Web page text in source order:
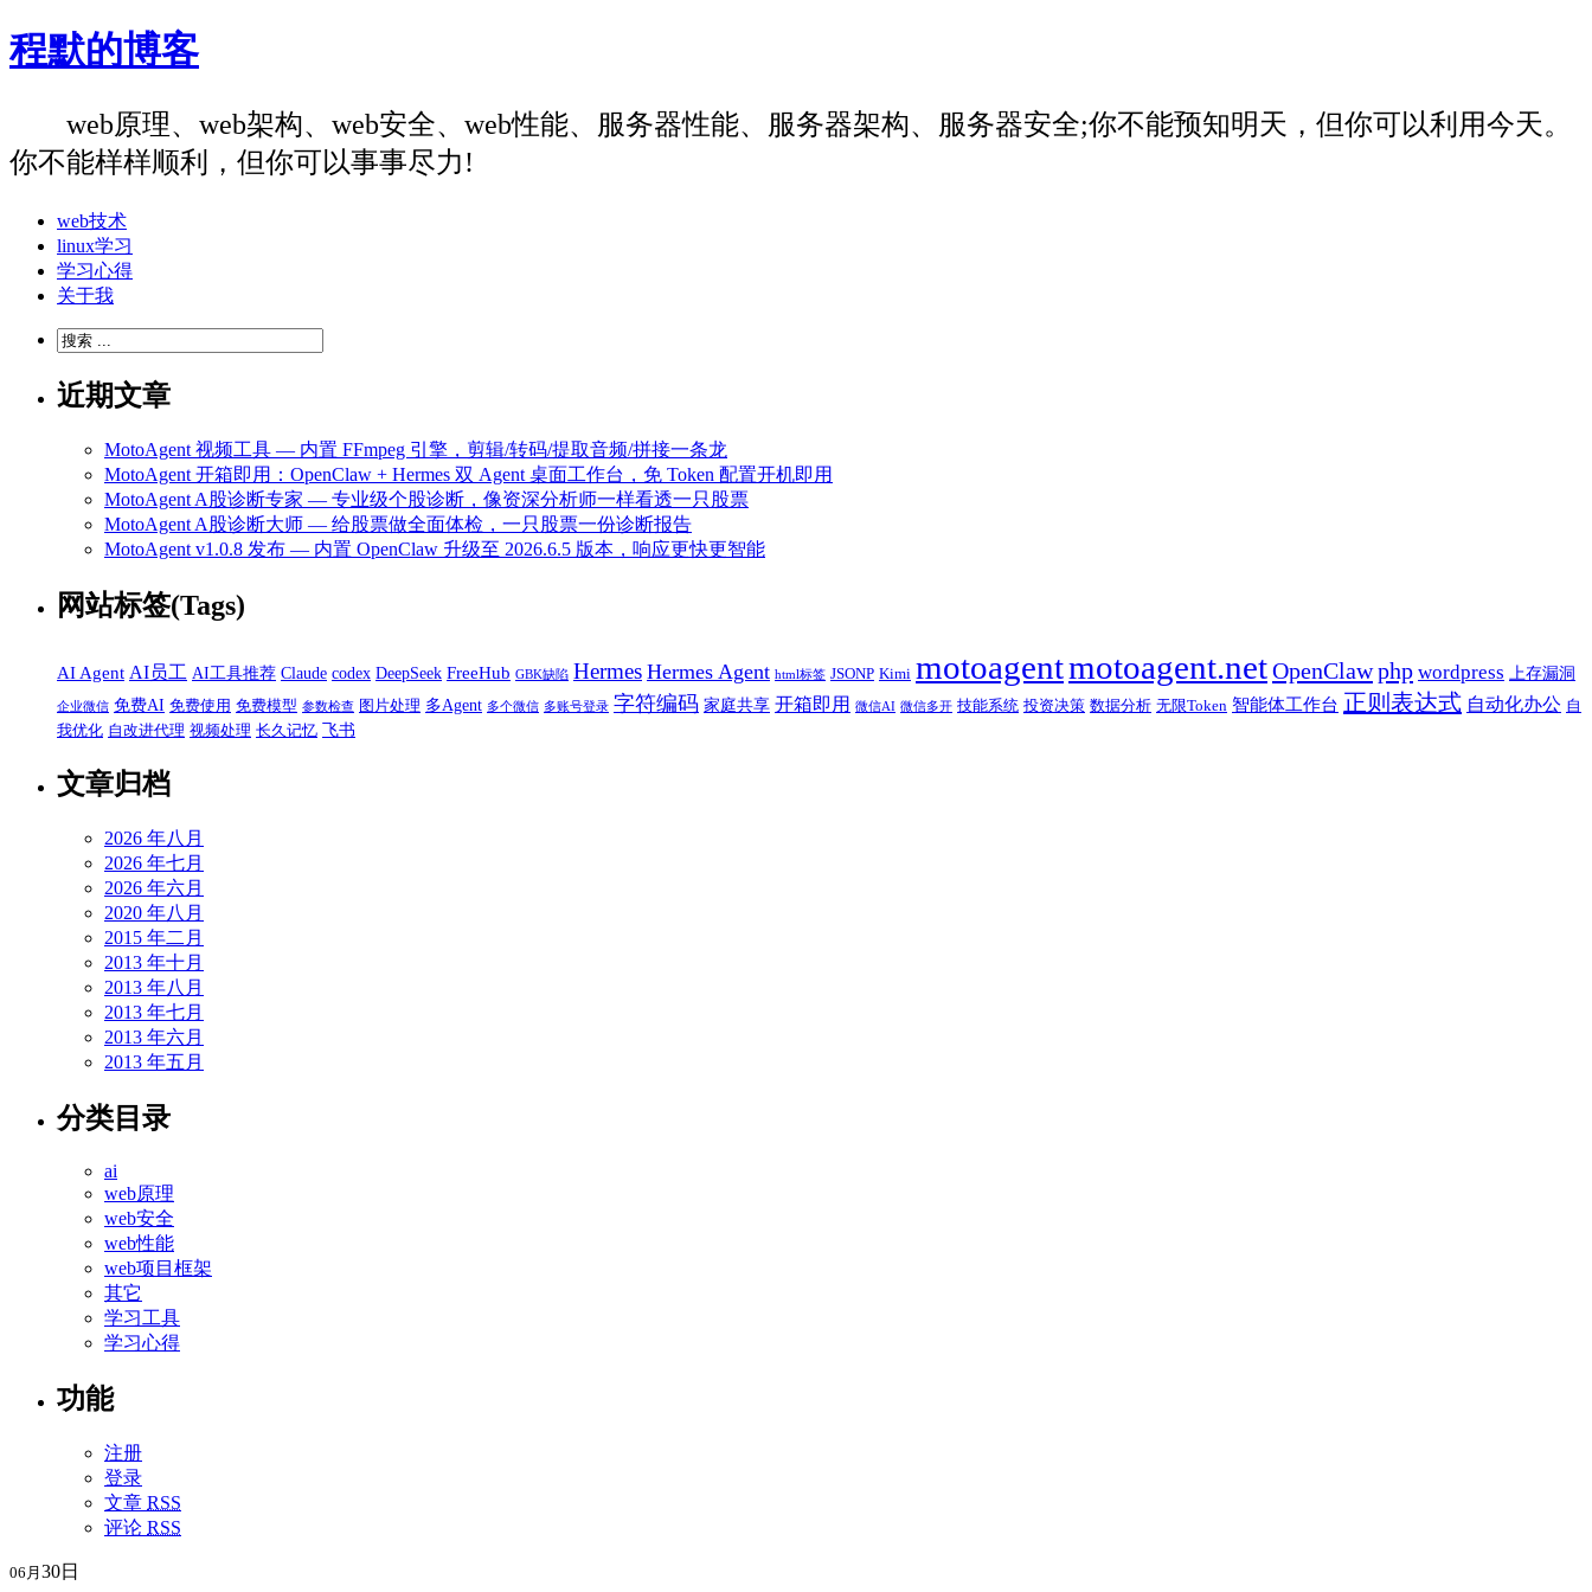
程默的博客
web原理、web架构、web安全、web性能、服务器性能、服务器架构、服务器安全;你不能预知明天，但你可以利用今天。
你不能样样顺利，但你可以事事尽力!
web技术
linux学习
学习心得
关于我
近期文章
MotoAgent 视频工具 — 内置 FFmpeg 引擎，剪辑/转码/提取音频/拼接一条龙
MotoAgent 开箱即用：OpenClaw + Hermes 双 Agent 桌面工作台，免 Token 配置开机即用
MotoAgent A股诊断专家 — 专业级个股诊断，像资深分析师一样看透一只股票
MotoAgent A股诊断大师 — 给股票做全面体检，一只股票一份诊断报告
MotoAgent v1.0.8 发布 — 内置 OpenClaw 升级至 2026.6.5 版本，响应更快更智能
网站标签(Tags)
AI Agent AI员工 AI工具推荐 Claude codex DeepSeek FreeHub GBK缺陷 Hermes Hermes Agent html标签 JSONP Kimi motoagentmotoagent.netOpenClawphp wordpress 上存漏洞
企业微信 免费AI 免费使用 免费模型 参数检查 图片处理 多Agent 多个微信 多账号登录 字符编码 家庭共享 开箱即用 微信AI 微信多开 技能系统 投资决策 数据分析 无限Token 智能体工作台 正则表达式 自动化办公 自
我优化 自改进代理 视频处理 长久记忆 飞书
文章归档
2026 年八月
2026 年七月
2026 年六月
2020 年八月
2015 年二月
2013 年十月
2013 年八月
2013 年七月
2013 年六月
2013 年五月
分类目录
ai
web原理
web安全
web性能
web项目框架
其它
学习工具
学习心得
功能
注册
登录
文章 RSS
评论 RSS
06月30日